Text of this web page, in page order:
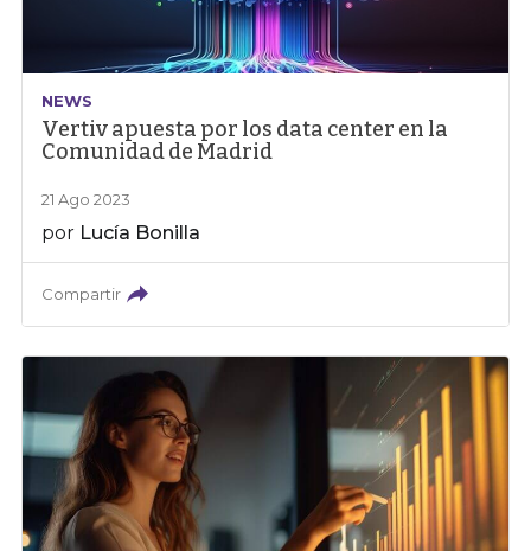
NEWS
Vertiv apuesta por los data center en la
Comunidad de Madrid
21 Ago 2023
por Lucía Bonilla
Compartir